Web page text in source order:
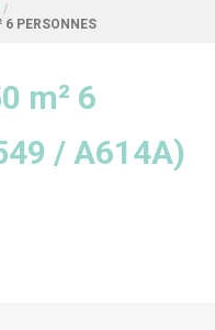
/
PERSONNES
m² 6
/ A614A)